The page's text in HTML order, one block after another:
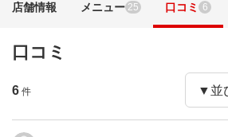
店舗情報 メニュー 25 口コミ 6
口コミ
6 件